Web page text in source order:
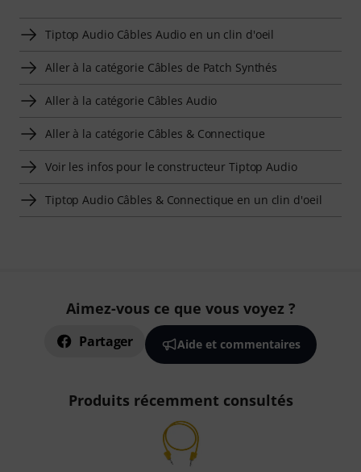
Tiptop Audio Câbles Audio en un clin d'oeil
Aller à la catégorie Câbles de Patch Synthés
Aller à la catégorie Câbles Audio
Aller à la catégorie Câbles & Connectique
Voir les infos pour le constructeur Tiptop Audio
Tiptop Audio Câbles & Connectique en un clin d'oeil
Aimez-vous ce que vous voyez ?
Partager Aide et commentaires
Produits récemment consultés